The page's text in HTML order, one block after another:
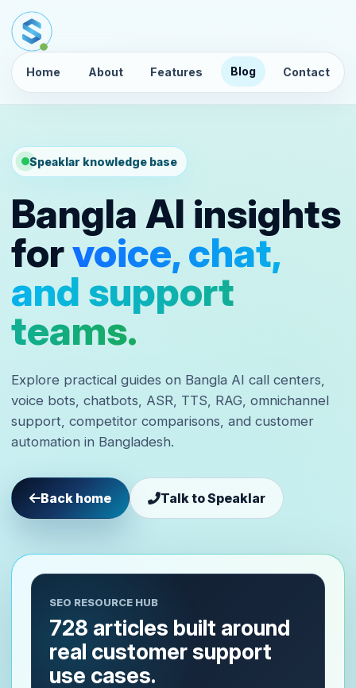
Home About Features Blog Contact
Speaklar knowledge base
Bangla AI insights
forvoice, chat,
and support
teams.
Explore practical guides on Bangla AI call centers,
voice bots, chatbots, ASR, TTS, RAG, omnichannel
support, competitor comparisons, and customer
automation in Bangladesh.
Back home Talk to Speaklar
SEO RESOURCE HUB
728 articles built around
real customer support
use cases.